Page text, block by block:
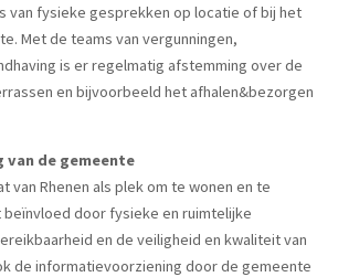
van fysieke gesprekken op locatie of bij het
Met de teams van vergunningen,
is er regelmatig afstemming over de
en bijvoorbeeld het afhalen&bezorgen
van de gemeente
van Rhenen als plek om te wonen en te
door fysieke en ruimtelijke
en de veiligheid en kwaliteit van
de informatievoorziening door de gemeente